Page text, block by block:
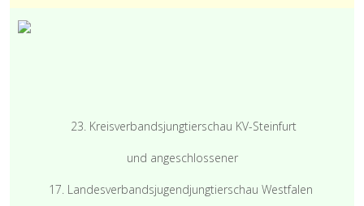
23. Kreisverbandsjungtierschau KV-Steinfurt
und angeschlossener
17. Landesverbandsjugendjungtierschau Westfalen